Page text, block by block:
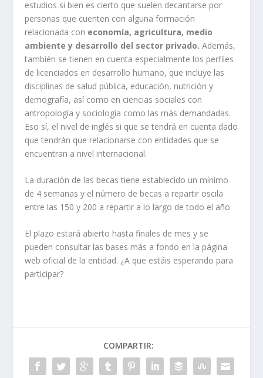
estudios si bien es cierto que suelen decantarse por
personas que cuenten con alguna formación
relacionada con economía, agricultura, medio
ambiente y desarrollo del sector privado.Además,
también se tienen en cuenta especialmente los perfiles
de licenciados en desarrollo humano, que incluye las
disciplinas de salud pública, educación, nutrición y
demografía, así como en ciencias sociales con
antropología y sociología como las más demandadas.
Eso sí, el nivel de inglés si que se tendrá en cuenta dado
que tendrán que relacionarse con entidades que se
encuentran a nivel internacional.
La duración de las becas tiene establecido un mínimo
de 4 semanas y el número de becas a repartir oscila
entre las 150 y 200 a repartir a lo largo de todo el año.
El plazo estará abierto hasta finales de mes y se
pueden consultar las bases más a fondo en la página
web oficial de la entidad. ¿A que estáis esperando para
participar?
COMPARTIR: